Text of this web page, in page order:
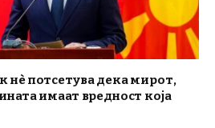
нè потсетува дека мирот,
имаат вредност која